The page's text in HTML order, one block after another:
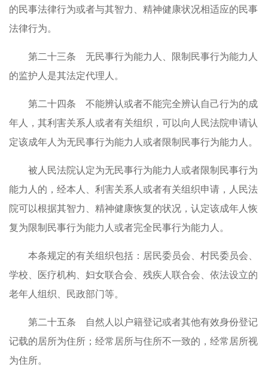
的民事法律行为或者与其智力、精神健康状况相适应的民事
法律行为。
第二十三条 无民事行为能力人、限制民事行为能力人
的监护人是其法定代理人。
第二十四条 不能辨认或者不能完全辨认自己行为的成
年人，其利害关系人或者有关组织，可以向人民法院申请认
定该成年人为无民事行为能力人或者限制民事行为能力人。
被人民法院认定为无民事行为能力人或者限制民事行为
能力人的，经本人、利害关系人或者有关组织申请，人民法
院可以根据其智力、精神健康恢复的状况，认定该成年人恢
复为限制民事行为能力人或者完全民事行为能力人。
本条规定的有关组织包括：居民委员会、村民委员会、
学校、医疗机构、妇女联合会、残疾人联合会、依法设立的
老年人组织、民政部门等。
第二十五条 自然人以户籍登记或者其他有效身份登记
记载的居所为住所；经常居所与住所不一致的，经常居所视
为住所。